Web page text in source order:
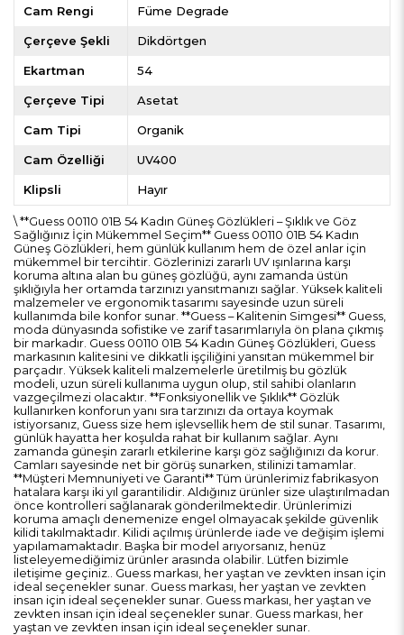
Cam Rengi Füme Degrade
Çerçeve Şekli Dikdörtgen
Ekartman 54
Çerçeve Tipi Asetat
Cam Tipi Organik
Cam Özelliği UV400
Klipsli Hayır
\ **Guess 00110 01B 54 Kadın Güneş Gözlükleri – Şıklık ve Göz
Sağlığınız İçin Mükemmel Seçim** Guess 00110 01B 54 Kadın
Güneş Gözlükleri, hem günlük kullanım hem de özel anlar için
mükemmel bir tercihtir. Gözlerinizi zararlı UV ışınlarına karşı
koruma altına alan bu güneş gözlüğü, aynı zamanda üstün
şıklığıyla her ortamda tarzınızı yansıtmanızı sağlar. Yüksek kaliteli
malzemeler ve ergonomik tasarımı sayesinde uzun süreli
kullanımda bile konfor sunar. **Guess – Kalitenin Simgesi** Guess,
moda dünyasında sofistike ve zarif tasarımlarıyla ön plana çıkmış
bir markadır. Guess 00110 01B 54 Kadın Güneş Gözlükleri, Guess
markasının kalitesini ve dikkatli işçiliğini yansıtan mükemmel bir
parçadır. Yüksek kaliteli malzemelerle üretilmiş bu gözlük
modeli, uzun süreli kullanıma uygun olup, stil sahibi olanların
vazgeçilmezi olacaktır. **Fonksiyonellik ve Şıklık** Gözlük
kullanırken konforun yanı sıra tarzınızı da ortaya koymak
istiyorsanız, Guess size hem işlevsellik hem de stil sunar. Tasarımı,
günlük hayatta her koşulda rahat bir kullanım sağlar. Aynı
zamanda güneşin zararlı etkilerine karşı göz sağlığınızı da korur.
Camları sayesinde net bir görüş sunarken, stilinizi tamamlar.
**Müşteri Memnuniyeti ve Garanti** Tüm ürünlerimiz fabrikasyon
hatalara karşı iki yıl garantilidir. Aldığınız ürünler size ulaştırılmadan
önce kontrolleri sağlanarak gönderilmektedir. Ürünlerimizi
koruma amaçlı denemenize engel olmayacak şekilde güvenlik
kilidi takılmaktadır. Kilidi açılmış ürünlerde iade ve değişim işlemi
yapılamamaktadır. Başka bir model arıyorsanız, henüz
listeleyemediğimiz ürünler arasında olabilir. Lütfen bizimle
iletişime geçiniz.. Guess markası, her yaştan ve zevkten insan için
ideal seçenekler sunar. Guess markası, her yaştan ve zevkten
insan için ideal seçenekler sunar. Guess markası, her yaştan ve
zevkten insan için ideal seçenekler sunar. Guess markası, her
yaştan ve zevkten insan için ideal seçenekler sunar.